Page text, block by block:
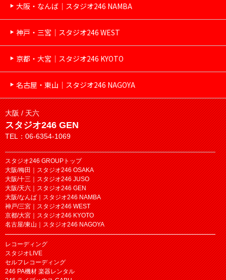
大阪・なんば｜スタジオ246 NAMBA
神戸・三宮｜スタジオ246 WEST
京都・大宮｜スタジオ246 KYOTO
名古屋・東山｜スタジオ246 NAGOYA
大阪 / 天六
スタジオ246 GEN
TEL：06-6354-1069
スタジオ246 GROUPトップ
大阪/梅田｜スタジオ246 OSAKA
大阪/十三｜スタジオ246 JUSO
大阪/天六｜スタジオ246 GEN
大阪/なんば｜スタジオ246 NAMBA
神戸/三宮｜スタジオ246 WEST
京都/大宮｜スタジオ246 KYOTO
名古屋/東山｜スタジオ246 NAGOYA
レコーディング
スタジオLIVE
セルフレコーディング
246 PA機材 楽器レンタル